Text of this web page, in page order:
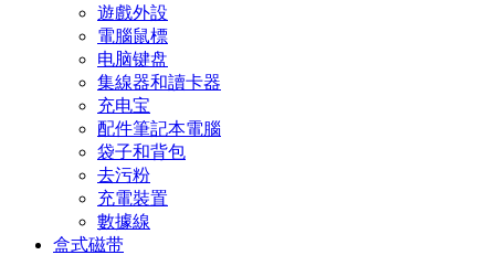
遊戲外設
電腦鼠標
电脑键盘
集線器和讀卡器
充电宝
配件筆記本電腦
袋子和背包
去污粉
充電裝置
數據線
盒式磁带